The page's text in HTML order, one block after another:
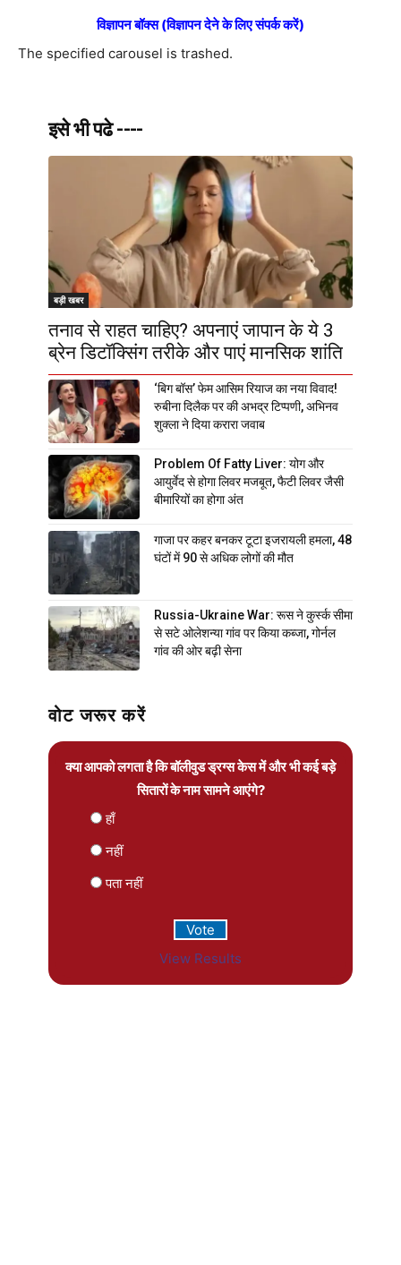
विज्ञापन बॉक्स (विज्ञापन देने के लिए संपर्क करें)
The specified carousel is trashed.
इसे भी पढे ----
बड़ी खबर
तनाव से राहत चाहिए? अपनाएं जापान के ये 3
ब्रेन डिटॉक्सिंग तरीके और पाएं मानसिक शांति
‘बिग बॉस’ फेम आसिम रियाज का नया विवाद!
रुबीना दिलैक पर की अभद्र टिप्पणी, अभिनव
शुक्ला ने दिया करारा जवाब
Problem Of Fatty Liver: योग और
आयुर्वेद से होगा लिवर मजबूत, फैटी लिवर जैसी
बीमारियों का होगा अंत
गाजा पर कहर बनकर टूटा इजरायली हमला, 48
घंटों में 90 से अधिक लोगों की मौत
Russia-Ukraine War: रूस ने कुर्स्क सीमा
से सटे ओलेशन्या गांव पर किया कब्जा, गोर्नल
गांव की ओर बढ़ी सेना
वोट जरूर करें
क्या आपको लगता है कि बॉलीवुड ड्रग्स केस में और भी कई बड़े
सितारों के नाम सामने आएंगे?
हाँ
नहीं
पता नहीं
View Results